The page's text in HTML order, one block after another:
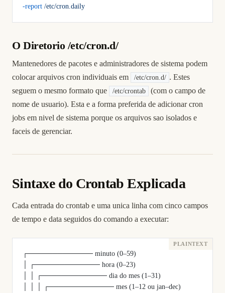
-report /etc/cron.daily
O Diretorio /etc/cron.d/
Mantenedores de pacotes e administradores de sistema podem
colocar arquivos cron individuais em
/etc/cron.d/ . Estes
seguem o mesmo formato que
/etc/crontab
(com o campo de
nome de usuario). Esta e a forma preferida de adicionar cron
jobs em nivel de sistema porque os arquivos sao isolados e
faceis de gerenciar.
Sintaxe do Crontab Explicada
Cada entrada do crontab e uma unica linha com cinco campos
de tempo e data seguidos do comando a executar:
┌───────────── minuto (0–59)
│ ┌───────────── hora (0–23)
│ │ ┌───────────── dia do mes (1–31)
│ │ │ ┌───────────── mes (1–12 ou jan–dec)